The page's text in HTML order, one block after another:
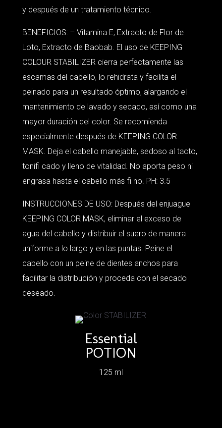
y después de un tratamiento técnico.
BENEFICIOS: – Vitamina E, Extracto de Flor de
Loto, Extracto de Baobab. El uso de KEEPING
COLOUR STABILIZER cierra perfectamente las
escamas del cabello, lo rehidrata y facilita el
peinado para un resultado óptimo, alargando el
mantenimiento de lavado y secado, así como una
mayor duración del color. Se recomienda
especialmente después de KEEPING COLOR
MASK. Deja el cabello manejable, sedoso al tacto,
tonifi cado y lleno de vitalidad. No aporta peso ni
engrasa hasta el cabello más fi no. PH: 3.5
INSTRUCCIONES DE USO: Después del enjuague
KEEPING COLOR MASK, eliminar el exceso de
agua del cabello y distribuir el suero de manera
uniforme a lo largo y en las puntas. Peine el
cabello con un peine de dientes anchos para
facilitar la distribución y proceda con el secado
deseado.
Essential
POTION
125 ml